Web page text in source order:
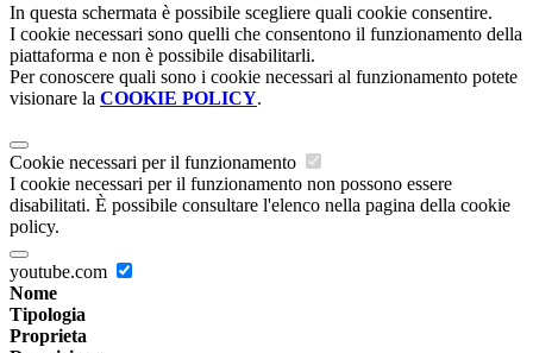
In questa schermata è possibile scegliere quali cookie consentire.
I cookie necessari sono quelli che consentono il funzionamento della
piattaforma e non è possibile disabilitarli.
Per conoscere quali sono i cookie necessari al funzionamento potete
visionare la COOKIE POLICY.
Cookie necessari per il funzionamento
I cookie necessari per il funzionamento non possono essere
disabilitati. È possibile consultare l'elenco nella pagina della cookie
policy.
youtube.com
Nome
Tipologia
Proprieta